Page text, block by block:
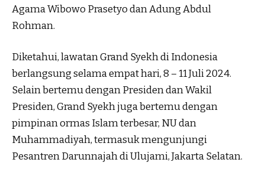
Agama Wibowo Prasetyo dan Adung Abdul
Rohman.
Diketahui, lawatan Grand Syekh di Indonesia
berlangsung selama empat hari, 8 – 11 Juli 2024.
Selain bertemu dengan Presiden dan Wakil
Presiden, Grand Syekh juga bertemu dengan
pimpinan ormas Islam terbesar, NU dan
Muhammadiyah, termasuk mengunjungi
Pesantren Darunnajah di Ulujami, Jakarta Selatan.